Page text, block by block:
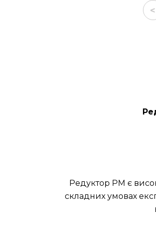
<
Редуктор РМ є
складних умовах